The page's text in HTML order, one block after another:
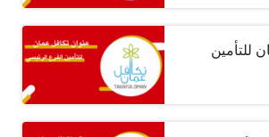
للتأمين